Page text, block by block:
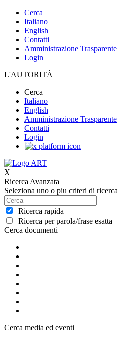
Cerca
Italiano
English
Contatti
Amministrazione Trasparente
Login
L'AUTORITÀ
Cerca
Italiano
English
Amministrazione Trasparente
Contatti
Login
X
Ricerca Avanzata
Seleziona uno o piu criteri di ricerca
Ricerca rapida
Ricerca per parola/frase esatta
Cerca documenti
Cerca media ed eventi